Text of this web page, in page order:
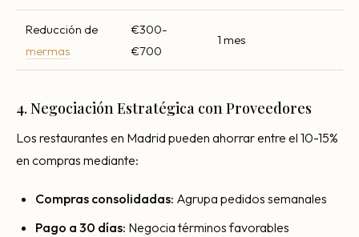
Reducción de
mermas
€300-
€700
1 mes
4. Negociación Estratégica con Proveedores
Los restaurantes en Madrid pueden ahorrar entre el 10-15%
en compras mediante:
Compras consolidadas: Agrupa pedidos semanales
Pago a 30 días: Negocia términos favorables